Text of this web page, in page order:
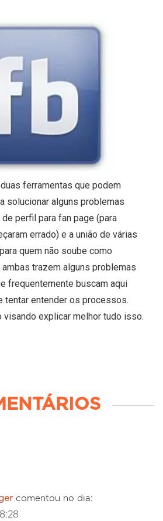
ferramentas que podem
solucionar alguns problemas
perfil para fan page (para
errado) e a união de várias
quem não soube como
ambas trazem alguns problemas
frequentemente buscam aqui
tentar entender os processos.
explicar melhor tudo isso.
comentou no dia: